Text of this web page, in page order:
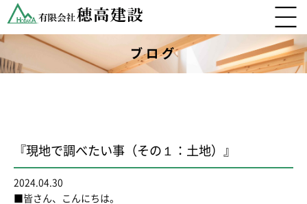
ブログ
『現地で調べたい事（その１：土地）』
2024.04.30
■皆さん、こんにちは。